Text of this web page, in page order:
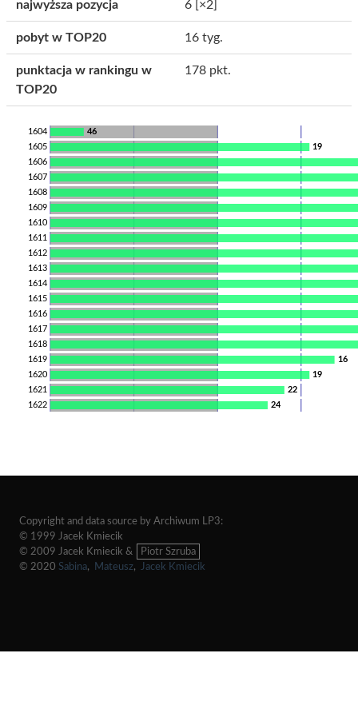
najwyższa pozycja 6 [×2]
pobyt w TOP20 16 tyg.
punktacja w rankingu w
TOP20
178 pkt.
46
1604
19
1605
1606
1607
1608
1609
1610
1611
1612
1613
1614
1615
1616
1617
1618
16
1619
19
1620
22
1621
24
1622
Copyright and data source by Archiwum LP3:
© 1999 Jacek Kmiecik
© 2009 Jacek Kmiecik &
Piotr Szruba
© 2020 Sabina, Mateusz, Jacek Kmiecik